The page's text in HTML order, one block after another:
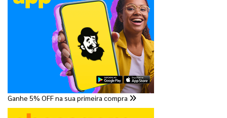
Ganhe 5% OFF na sua primeira compra